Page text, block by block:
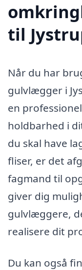
til
Når du har
gulvlægger i
en
holdbarhed i
du skal have
fliser, er det
fagmand til
giver dig
gulvlæggere,
realisere dit
Du kan også